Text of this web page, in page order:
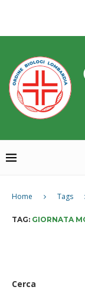
Home Tags
TAG: GIORNATA
Cerca